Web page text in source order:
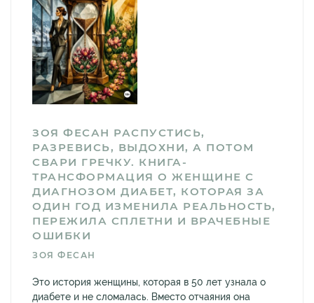
ЗОЯ ФЕСАН РАСПУСТИСЬ,
РАЗРЕВИСЬ, ВЫДОХНИ, А ПОТОМ
СВАРИ ГРЕЧКУ. КНИГА-
ТРАНСФОРМАЦИЯ О ЖЕНЩИНЕ С
ДИАГНОЗОМ ДИАБЕТ, КОТОРАЯ ЗА
ОДИН ГОД ИЗМЕНИЛА РЕАЛЬНОСТЬ,
ПЕРЕЖИЛА СПЛЕТНИ И ВРАЧЕБНЫЕ
ОШИБКИ
ЗОЯ ФЕСАН
Это история женщины, которая в 50 лет узнала о
диабете и не сломалась. Вместо отчаяния она